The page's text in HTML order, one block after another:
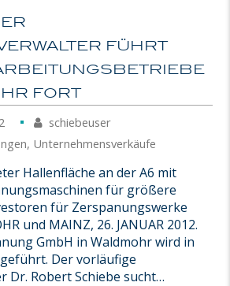
führt
fort
schiebeuser
, Unternehmensverkäufe
Hallenfläche an der A6 mit
für größere
für Zerspanungswerke
und MAINZ, 26. JANUAR 2012.
GmbH in Waldmohr wird in
Der vorläufige
Dr. Robert Schiebe sucht…